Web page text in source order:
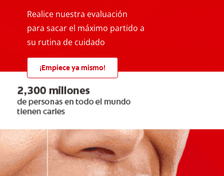
Realice nuestra evaluación
para sacar el máximo partido a
su rutina de cuidado
¡Empiece ya mismo!